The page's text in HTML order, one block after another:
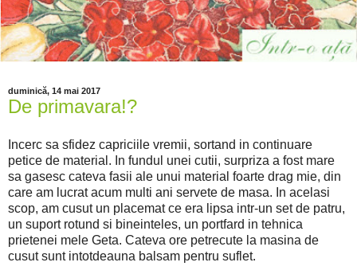
duminică, 14 mai 2017
De primavara!?
Incerc sa sfidez capriciile vremii, sortand in continuare
petice de material. In fundul unei cutii, surpriza a fost mare
sa gasesc cateva fasii ale unui material foarte drag mie, din
care am lucrat acum multi ani servete de masa. In acelasi
scop, am cusut un placemat ce era lipsa intr-un set de patru,
un suport rotund si bineinteles, un portfard in tehnica
prietenei mele Geta. Cateva ore petrecute la masina de
cusut sunt intotdeauna balsam pentru suflet.